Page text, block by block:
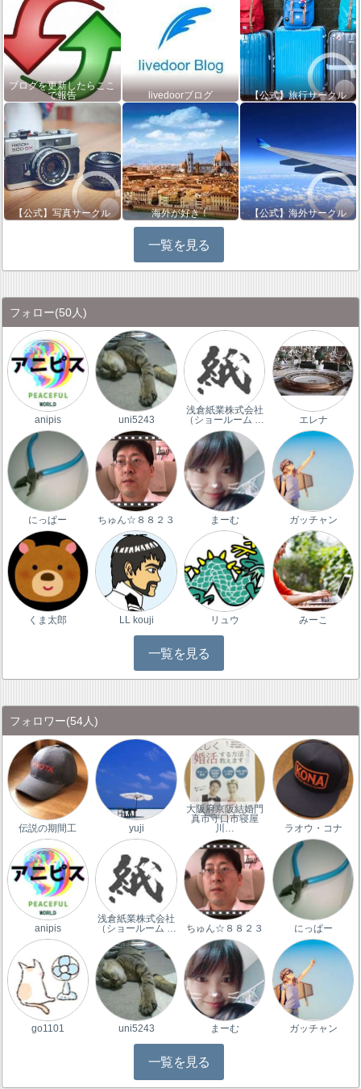
ブログを更新したらここ
で報告
livedoorブログ 【公式】旅行サークル
【公式】写真サークル 海外が好き！ 【公式】海外サークル
一覧を見る
フォロー(50人)
anipis uni5243
浅倉紙業株式会社
（ショールーム …
エレナ
にっぱー ちゅん☆８８２３ まーむ ガッチャン
くま太郎 LL kouji リュウ みーこ
一覧を見る
フォロワー(54人)
伝説の期間工 yuji
大阪府京阪結婚門
真市守口市寝屋
川…
ラオウ・コナ
anipis
浅倉紙業株式会社
（ショールーム …
ちゅん☆８８２３ にっぱー
go1101 uni5243 まーむ ガッチャン
一覧を見る